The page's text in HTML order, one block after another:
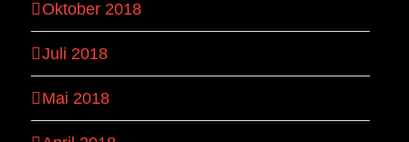
Oktober 2018
Juli 2018
Mai 2018